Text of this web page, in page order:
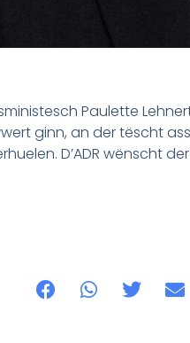
Paulette
ginn, an der tëscht
D’ADR wënscht